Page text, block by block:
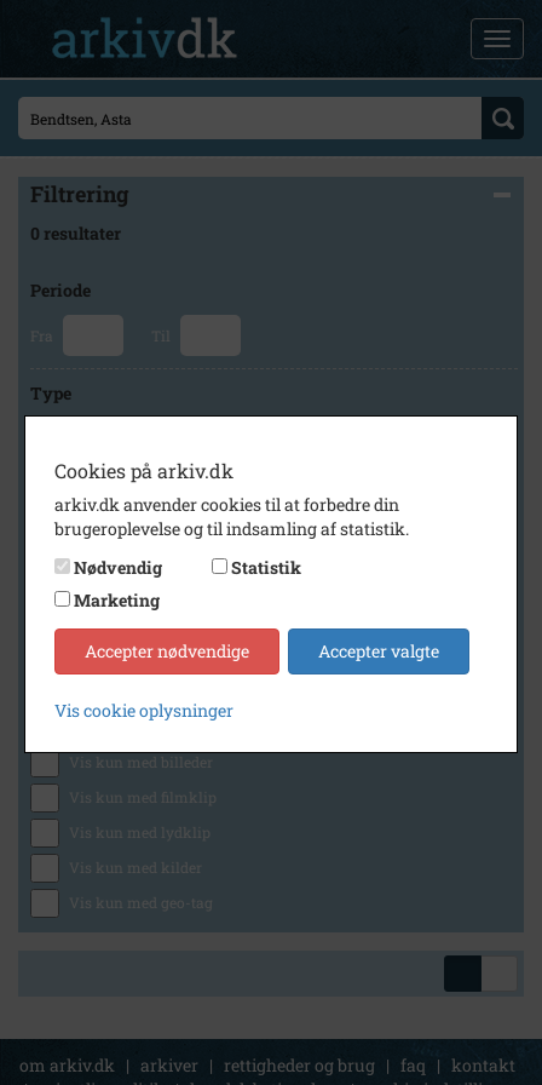
Filtrering
0 resultater
Periode
Fra Til
Type
Arkiv
Faxe Kommunes Arkiver
Generelt
Vis kun med billeder
Vis kun med filmklip
Vis kun med lydklip
Vis kun med kilder
Vis kun med geo-tag
om arkiv.dk | arkiver | rettigheder og brug | faq | kontakt
Cookies på arkiv.dk
arkiv.dk anvender cookies til at forbedre din
brugeroplevelse og til indsamling af statistik.
Nødvendig
Statistik
Marketing
Accepter nødvendige Accepter valgte
Vis cookie oplysninger